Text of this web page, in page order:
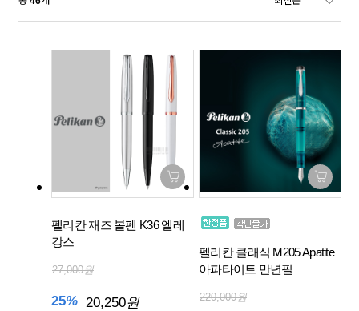
펠리칸 재즈 볼펜 K36 엘레
강스
27,000원
25% 20,250원
펠리칸 클래식 M205 Apatite
아파타이트 만년필
220,000원